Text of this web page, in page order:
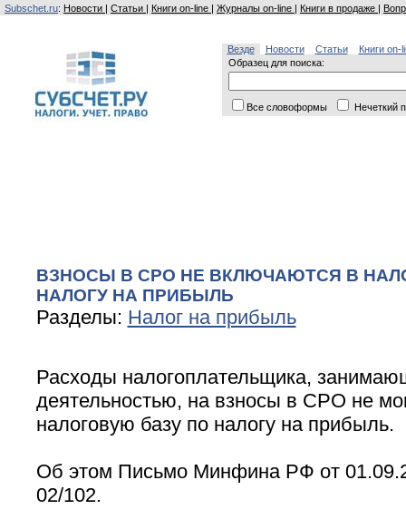
Subschet.ru: Новости | Статьи | Книги on-line | Журналы on-line | Книги в продаже |
Везде Новости Статьи
Книги on-
Образец для поиска:
Все словоформы Нечеткий
ВЗНОСЫ В СРО НЕ ВКЛЮЧАЮТСЯ В
НАЛОГУ НА ПРИБЫЛЬ
Разделы: Налог на прибыль
Расходы налогоплательщика,
деятельностью, на взносы в СРО не
налоговую базу по налогу на прибыль.
Об этом Письмо Минфина РФ от
02/102.